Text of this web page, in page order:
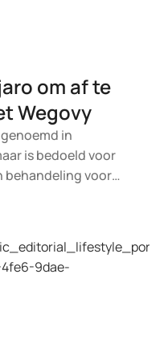
om af te
Wegovy
in
is bedoeld voor
behandeling voor
eerder middelen